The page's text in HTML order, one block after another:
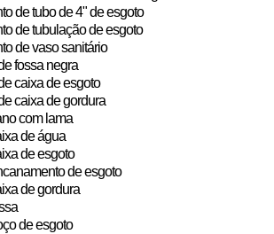
de tubo de 4" de esgoto
de tubulação de esgoto
de vaso sanitário
fossa negra
caixa de esgoto
caixa de gordura
com lama
de água
de esgoto
de esgoto
de gordura
de esgoto